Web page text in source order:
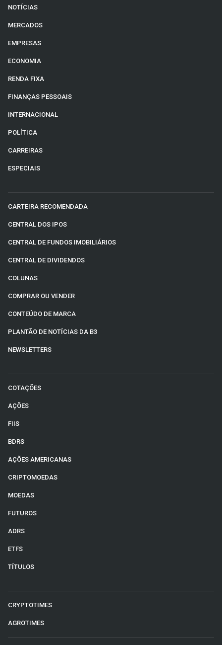
NOTÍCIAS
MERCADOS
EMPRESAS
ECONOMIA
RENDA FIXA
FINANÇAS PESSOAIS
INTERNACIONAL
POLÍTICA
CARREIRAS
ESPECIAIS
CARTEIRA RECOMENDADA
CENTRAL DOS IPOS
CENTRAL DE FUNDOS IMOBILIÁRIOS
CENTRAL DE DIVIDENDOS
COLUNAS
COMPRAR OU VENDER
CONTEÚDO DE MARCA
PLANTÃO DE NOTÍCIAS DA B3
NEWSLETTERS
COTAÇÕES
AÇÕES
FIIS
BDRS
AÇÕES AMERICANAS
CRIPTOMOEDAS
MOEDAS
FUTUROS
ADRS
ETFS
TÍTULOS
CRYPTOTIMES
AGROTIMES